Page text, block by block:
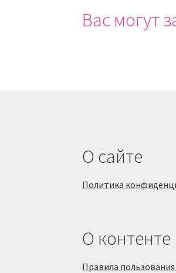
Вас могут
О сайте
Политика
О контенте
Правила